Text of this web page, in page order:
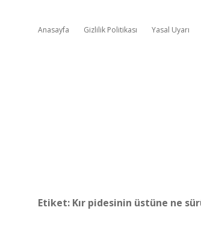
Anasayfa Gizlilik Politikası Yasal Uyarı
Etiket: Kır pidesinin üstüne ne